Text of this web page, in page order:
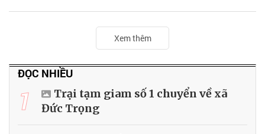
Xem thêm
ĐỌC NHIỀU
1
Trại tạm giam số 1 chuyển về xã
Đức Trọng